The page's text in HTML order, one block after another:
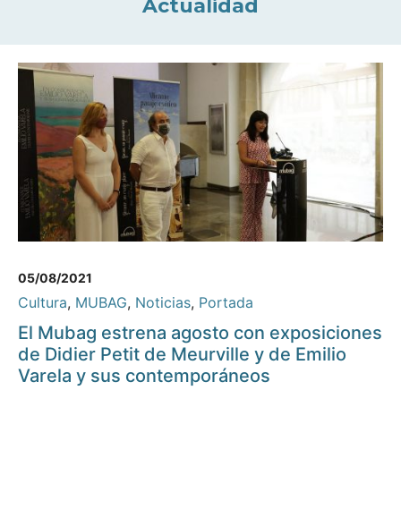
Actualidad
05/08/2021
Cultura, MUBAG, Noticias, Portada
El Mubag estrena agosto con exposiciones
de Didier Petit de Meurville y de Emilio
Varela y sus contemporáneos